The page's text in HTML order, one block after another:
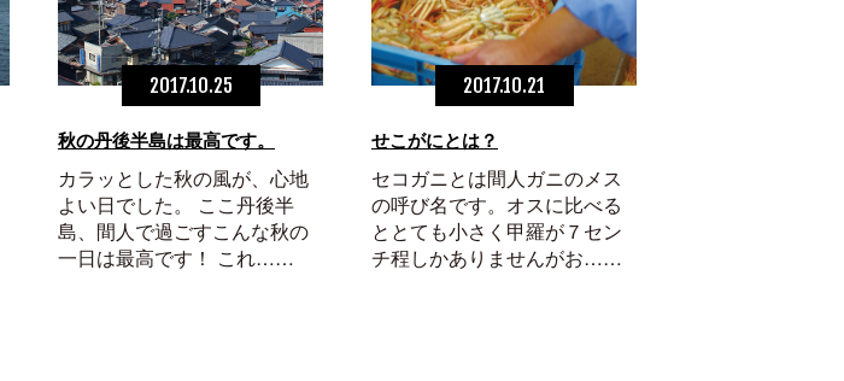
2017.10.25
秋の丹後半島は最高です。
カラッとした秋の風が、心地
よい日でした。 ここ丹後半
島、間人で過ごすこんな秋の
一日は最高です！ これ……
2017.10.21
せこがにとは？
セコガニとは間人ガニのメス
の呼び名です。オスに比べる
ととても小さく甲羅が７セン
チ程しかありませんがお……